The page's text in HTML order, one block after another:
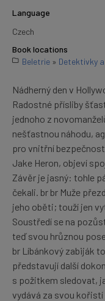
Language
Czech
Book locations
Beletrie » Detektivky
Nádherný den v
Radostné přísliby
jednoho z
nešťastnou náhodu,
pro vnitřní
Jake Heron, objeví
Závěr je jasný: tohle
čekali. br br Muže
jeho oběti; touží jen
Soustředí se na
teď svou hrůznou
br Líbánkový zabiják
představují další
s požitkem sledovat,
vydává za svou kořistí